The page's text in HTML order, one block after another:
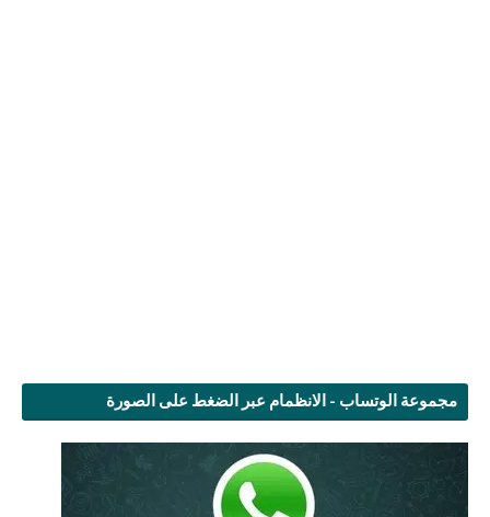
مجموعة الوتساب - الانظمام عبر الضغط على الصورة